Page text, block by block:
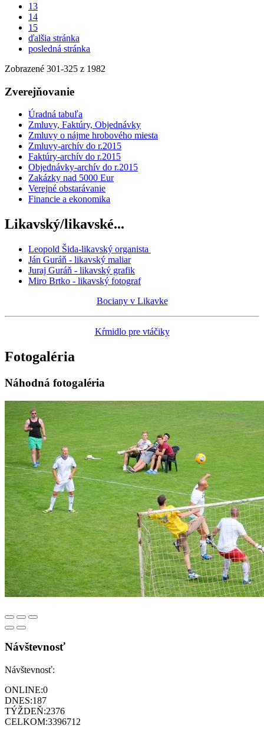
13
14
15
ďalšia stránka
posledná stránka
Zobrazené 301-325 z 1982
Zverejňovanie
Úradná tabuľa
Zmluvy, Faktúry, Objednávky
Zmluvy o nájme hrobového miesta
Zmluvy-archív do r.2015
Faktúry-archív do r.2015
Objednávky-archív do r.2015
Zakázky nad 5000 Eur
Verejné obstarávanie
Financie a ekonomika
Likavský/likavské...
Leopold Šida-likavský organista
Ján Guráň - likavský maliar
Juraj Guráň - likavský grafik
Miro Brtko - likavský fotograf
Bociany v Likavke
Kŕmidlo pre vtáčiky
Fotogaléria
Náhodná fotogaléria
Návštevnosť
Návštevnosť:
ONLINE:0
DNES:187
TÝŽDEŇ:2376
CELKOM:3396712